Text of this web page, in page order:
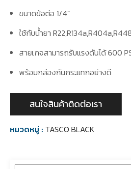
ขนาดข้อต่อ 1/4”
ใช้กับน้ำยา
สายเกจสามารถรับแรงดันได้ 600
พร้อมกล่องกันกระแทกอย่างดี
สนใจสินค้าติดต่อเรา
หมวดหมู่ : TASCO BLACK